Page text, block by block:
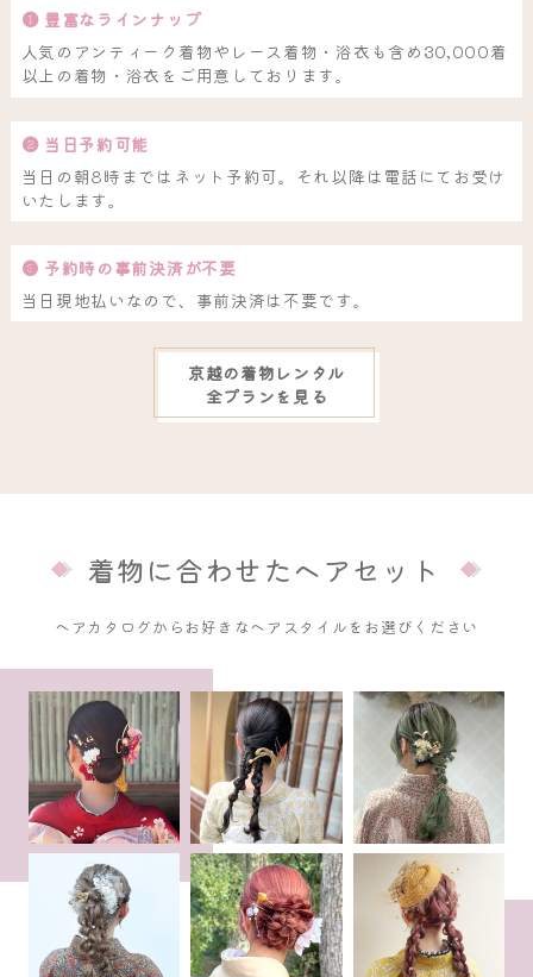
❶ 豊富なラインナップ
人気のアンティーク着物やレース着物・浴衣も含め30,000着
以上の着物・浴衣をご用意しております。
❷ 当日予約可能
当日の朝8時まではネット予約可。それ以降は電話にてお受け
いたします。
❸ 予約時の事前決済が不要
当日現地払いなので、事前決済は不要です。
京越の着物レンタル
全プランを見る
着物に合わせたヘアセット
ヘアカタログからお好きなヘアスタイルをお選びください